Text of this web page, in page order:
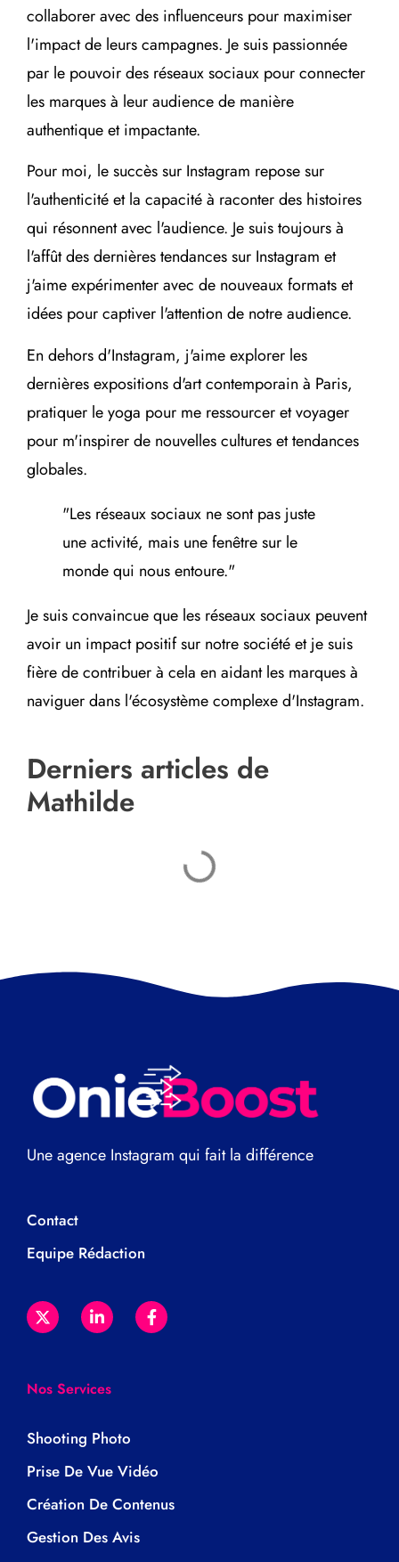
collaborer avec des influenceurs pour maximiser
l'impact de leurs campagnes. Je suis passionnée
par le pouvoir des réseaux sociaux pour connecter
les marques à leur audience de manière
authentique et impactante.
Pour moi, le succès sur Instagram repose sur
l'authenticité et la capacité à raconter des histoires
qui résonnent avec l'audience. Je suis toujours à
l'affût des dernières tendances sur Instagram et
j'aime expérimenter avec de nouveaux formats et
idées pour captiver l'attention de notre audience.
En dehors d'Instagram, j'aime explorer les
dernières expositions d'art contemporain à Paris,
pratiquer le yoga pour me ressourcer et voyager
pour m'inspirer de nouvelles cultures et tendances
globales.
"Les réseaux sociaux ne sont pas juste
une activité, mais une fenêtre sur le
monde qui nous entoure."
Je suis convaincue que les réseaux sociaux peuvent
avoir un impact positif sur notre société et je suis
fière de contribuer à cela en aidant les marques à
naviguer dans l'écosystème complexe d'Instagram.
Derniers articles de
Mathilde
Une agence Instagram qui fait la différence
Contact
Equipe Rédaction
Nos Services
Shooting Photo
Prise De Vue Vidéo
Création De Contenus
Gestion Des Avis